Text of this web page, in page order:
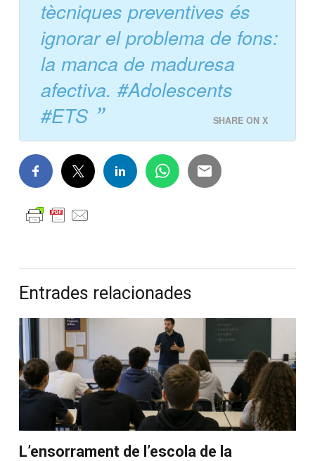
tècniques preventives és
ignorar el problema de fons:
la manca de maduresa
afectiva. #Adolescents
#ETS
SHARE ON X
Entrades relacionades
L’ensorrament de l’escola de la